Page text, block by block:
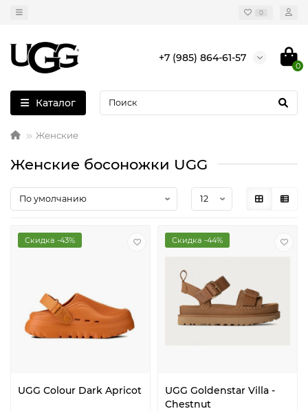
0
+7 (985) 864-61-57
0
Каталог
Женские
Женские босоножки UGG
Скидка -43%
UGG Colour Dark Apricot
Скидка -44%
UGG Goldenstar Villa -
Chestnut